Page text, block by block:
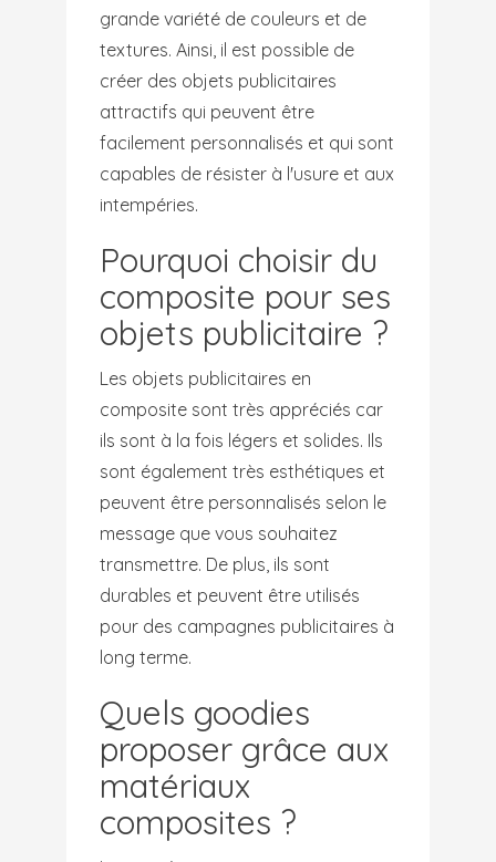
grande variété de couleurs et de
textures. Ainsi, il est possible de
créer des objets publicitaires
attractifs qui peuvent être
facilement personnalisés et qui sont
capables de résister à l'usure et aux
intempéries.
Pourquoi choisir du
composite pour ses
objets publicitaire ?
Les objets publicitaires en
composite sont très appréciés car
ils sont à la fois légers et solides. Ils
sont également très esthétiques et
peuvent être personnalisés selon le
message que vous souhaitez
transmettre. De plus, ils sont
durables et peuvent être utilisés
pour des campagnes publicitaires à
long terme.
Quels goodies
proposer grâce aux
matériaux
composites ?